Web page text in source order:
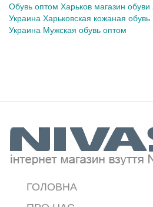
Обувь оптом Харьков магазин обуви
Украина Харьковская кожаная обувь
Украина Мужская обувь оптом
ГОЛОВНА